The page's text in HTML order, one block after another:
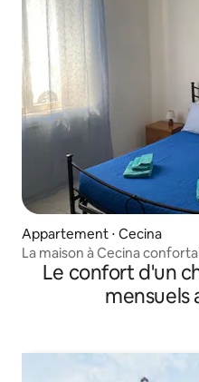
Appartement ⋅ Cecina
La maison à Cecina
Le confort d'un
mensuels